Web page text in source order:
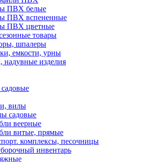
ПВХ белые
ПВХ вспененные
ПВХ цветные
товары
шпалеры
емкости, урны
надувные изделия
вилы
садовые
веерные
витые, прямые
комплексы, песочницы
инвентарь